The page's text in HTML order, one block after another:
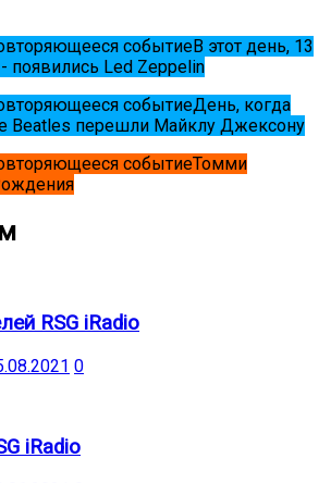
событиеВ этот день, 13
- появились Led Zeppelin
событиеДень, когда
Beatles перешли Майклу Джексону
событиеТомми
RSG iRadio
0
iRadio